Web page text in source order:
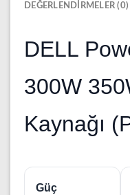
DEĞERLENDIRMELER (0)
DELL
300W
Kaynağı
Güç